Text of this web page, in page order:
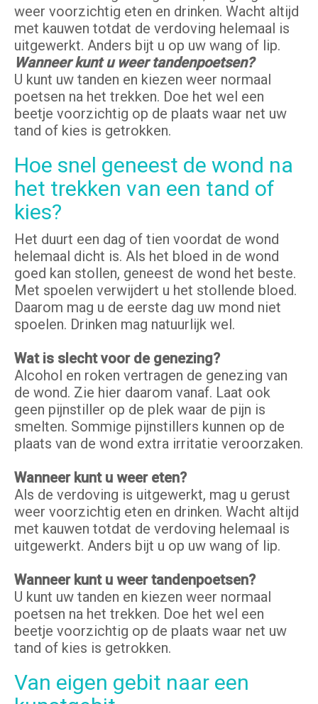
weer voorzichtig eten en drinken. Wacht altijd
met kauwen totdat de verdoving helemaal is
uitgewerkt. Anders bijt u op uw wang of lip.
Wanneer kunt u weer tandenpoetsen?
U kunt uw tanden en kiezen weer normaal
poetsen na het trekken. Doe het wel een
beetje voorzichtig op de plaats waar net uw
tand of kies is getrokken.
Hoe snel geneest de wond na
het trekken van een tand of
kies?
Het duurt een dag of tien voordat de wond
helemaal dicht is. Als het bloed in de wond
goed kan stollen, geneest de wond het beste.
Met spoelen verwijdert u het stollende bloed.
Daarom mag u de eerste dag uw mond niet
spoelen. Drinken mag natuurlijk wel.
Wat is slecht voor de genezing?
Alcohol en roken vertragen de genezing van
de wond. Zie hier daarom vanaf. Laat ook
geen pijnstiller op de plek waar de pijn is
smelten. Sommige pijnstillers kunnen op de
plaats van de wond extra irritatie veroorzaken.
Wanneer kunt u weer eten?
Als de verdoving is uitgewerkt, mag u gerust
weer voorzichtig eten en drinken. Wacht altijd
met kauwen totdat de verdoving helemaal is
uitgewerkt. Anders bijt u op uw wang of lip.
Wanneer kunt u weer tandenpoetsen?
U kunt uw tanden en kiezen weer normaal
poetsen na het trekken. Doe het wel een
beetje voorzichtig op de plaats waar net uw
tand of kies is getrokken.
Van eigen gebit naar een